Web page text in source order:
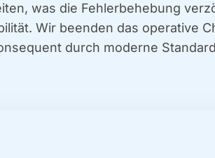
was die Feh­ler­be­he­bung
Wir been­den das ope­ra­ti­ve
durch moder­ne